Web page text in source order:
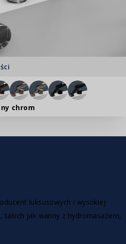
chrom
luksusowych i wysokiej
takich jak wanny z hydromasażem,